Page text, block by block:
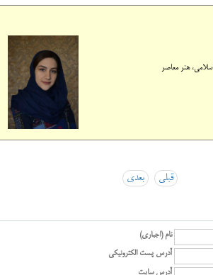
هنر معاصر
قبلی بعدی
نام (اجباری)
آدرس پست الکترونیکی
آدرس سایت